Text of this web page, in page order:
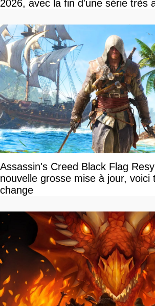
2026, avec la fin d'une série très
Assassin's Creed Black Flag
nouvelle grosse mise à jour, voici
change